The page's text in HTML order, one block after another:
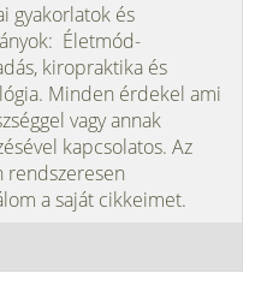
gyakorlatok és
Életmód-
kiropraktika és
Minden érdekel ami
vagy annak
kapcsolatos. Az
rendszeresen
a saját cikkeimet.